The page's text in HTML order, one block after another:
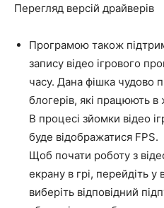
Перегляд версій драйверів
Програмою також
запису відео ігрового
часу. Дана фішка чудово
блогерів, які працюють в
В процесі зйомки відео
буде відображатися FPS.
Щоб почати роботу з
екрану в грі, перейдіть у
виберіть відповідний